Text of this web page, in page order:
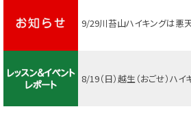
9/29川苔山ハイキングは悪
8/19（日）越生（おごせ）ハ